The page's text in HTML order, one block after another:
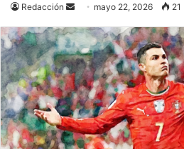
Redacción
Send
email
mayo 22, 2026 21